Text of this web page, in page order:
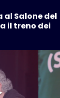
al Salone del
il treno dei